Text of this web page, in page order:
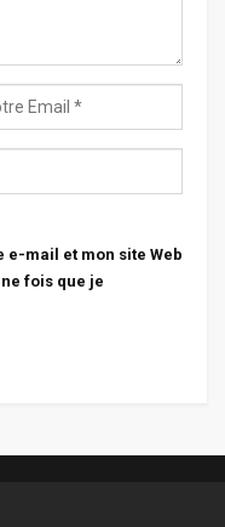
e-mail et mon site Web
fois que je